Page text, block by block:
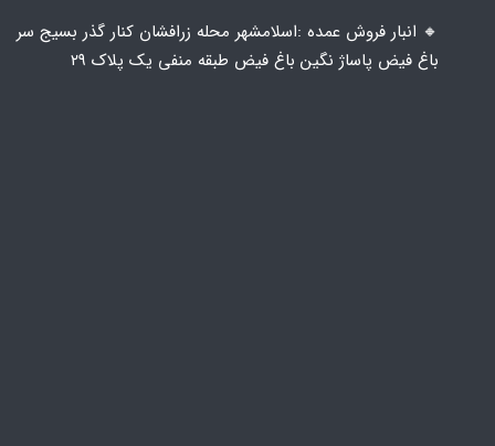
🔸️ انبار فروش عمده :اسلامشهر محله زرافشان کنار گذر بسیج سر
باغ فیض پاساژ نگین باغ فیض طبقه منفی یک پلاک ۲۹